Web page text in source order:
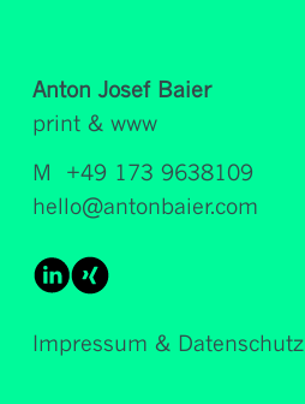
Anton Josef Baier
print & www
M
+49 173 9638109
hello@antonbaier.com
Impressum & Datenschutz